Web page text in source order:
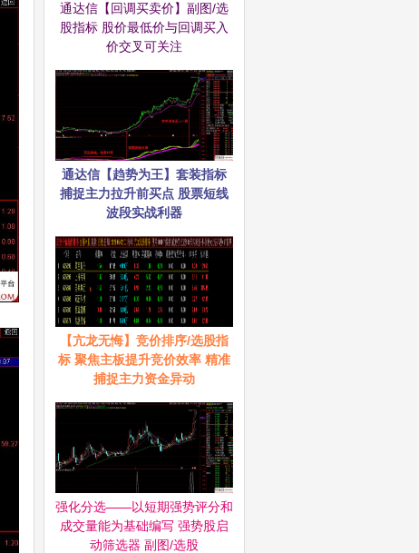
通达信【回调买卖价】副图/选
股指标 股价最低价与回调买入
价交叉可关注
通达信【趋势为王】套装指标
捕捉主力拉升前买点 股票短线
波段实战利器
【亢龙无悔】竞价排序/选股指
标 聚焦主板提升竞价效率 精准
捕捉主力资金异动
强化分选——以短期强势评分和
成交量能为基础编写 强势股启
动筛选器‌ 副图/选股